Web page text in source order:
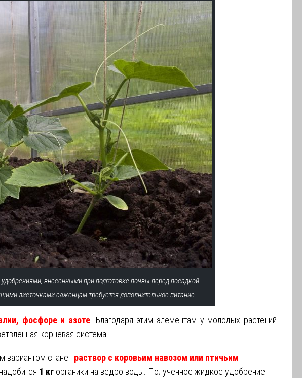
удобрениями, внесенными при подготовке почвы перед посадкой.
листочками саженцам требуется дополнительное питание.
фосфоре и азоте . Благодаря этим элементам у молодых растений
корневая система.
вариантом станет раствор с коровьим навозом или птичьим
1 кгорганики на ведро воды. Полученное жидкое удобрение